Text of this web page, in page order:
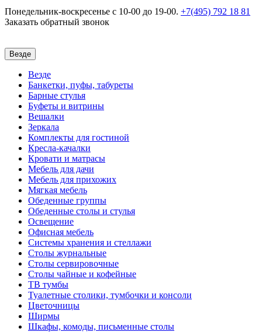
Понедельник-воскресенье c 10-00 до 19-00. +7(495) 792 18 81
Заказать обратный звонок
Везде
Везде
Банкетки, пуфы, табуреты
Барные стулья
Буфеты и витрины
Вешалки
Зеркала
Комплекты для гостиной
Кресла-качалки
Кровати и матрасы
Мебель для дачи
Мебель для прихожих
Мягкая мебель
Обеденные группы
Обеденные столы и стулья
Освещение
Офисная мебель
Системы хранения и стеллажи
Столы журнальные
Столы сервировочные
Столы чайные и кофейные
ТВ тумбы
Туалетные столики, тумбочки и консоли
Цветочницы
Ширмы
Шкафы, комоды, письменные столы